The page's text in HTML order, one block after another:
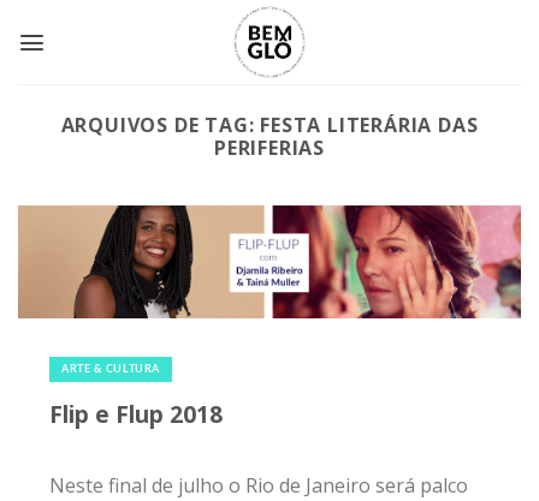
ARQUIVOS DE TAG: FESTA LITERÁRIA DAS
PERIFERIAS
ARTE & CULTURA
Flip e Flup 2018
Neste final de julho o Rio de Janeiro será palco